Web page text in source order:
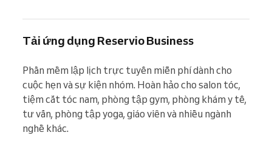
Tải ứng dụng Reservio Business
Phần mềm lập lịch trực tuyến miễn phí dành cho
cuộc hẹn và sự kiện nhóm. Hoàn hảo cho salon tóc,
tiệm cắt tóc nam, phòng tập gym, phòng khám y tế,
tư vấn, phòng tập yoga, giáo viên và nhiều ngành
nghề khác.